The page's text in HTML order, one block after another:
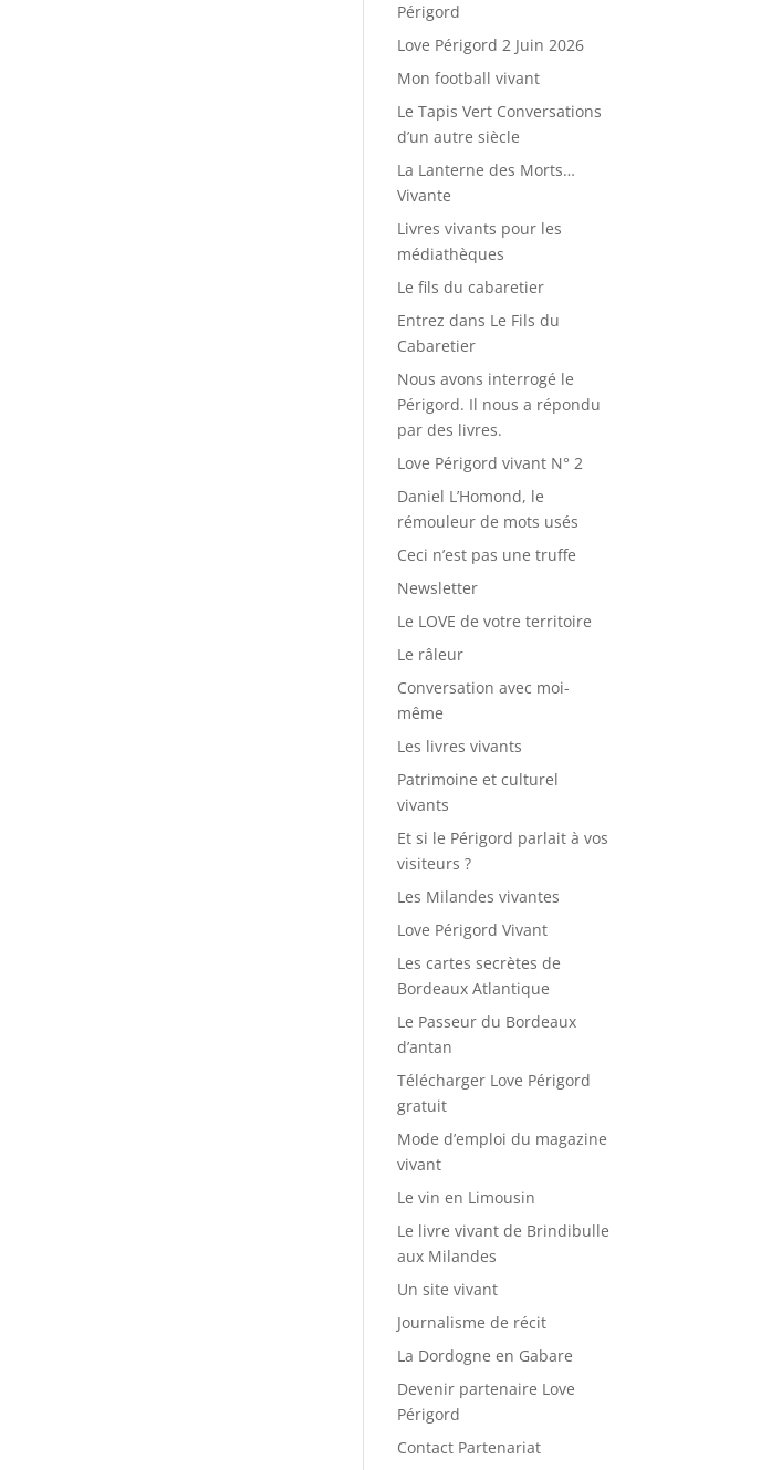
Périgord
Love Périgord 2 Juin 2026
Mon football vivant
Le Tapis Vert Conversations
d’un autre siècle
La Lanterne des Morts…
Vivante
Livres vivants pour les
médiathèques
Le fils du cabaretier
Entrez dans Le Fils du
Cabaretier
Nous avons interrogé le
Périgord. Il nous a répondu
par des livres.
Love Périgord vivant N° 2
Daniel L’Homond, le
rémouleur de mots usés
Ceci n’est pas une truffe
Newsletter
Le LOVE de votre territoire
Le râleur
Conversation avec moi-
même
Les livres vivants
Patrimoine et culturel
vivants
Et si le Périgord parlait à vos
visiteurs ?
Les Milandes vivantes
Love Périgord Vivant
Les cartes secrètes de
Bordeaux Atlantique
Le Passeur du Bordeaux
d’antan
Télécharger Love Périgord
gratuit
Mode d’emploi du magazine
vivant
Le vin en Limousin
Le livre vivant de Brindibulle
aux Milandes
Un site vivant
Journalisme de récit
La Dordogne en Gabare
Devenir partenaire Love
Périgord
Contact Partenariat